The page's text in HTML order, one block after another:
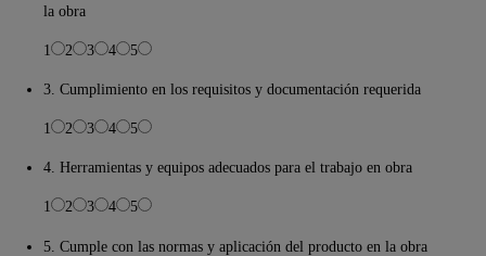
la obra
1 2 3 4 5
3. Cumplimiento en los requisitos y documentación requerida
1 2 3 4 5
4. Herramientas y equipos adecuados para el trabajo en obra
1 2 3 4 5
5. Cumple con las normas y aplicación del producto en la obra